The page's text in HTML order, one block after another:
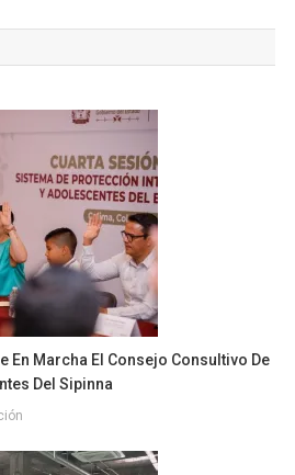
En Marcha El Consejo Consultivo De
Del Sipinna